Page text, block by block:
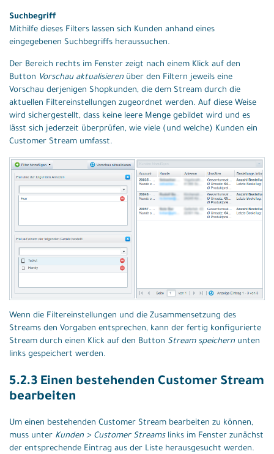
Suchbegriff
Mithilfe dieses Filters lassen sich Kunden anhand eines
eingegebenen Suchbegriffs heraussuchen.
Der Bereich rechts im Fenster zeigt nach einem Klick auf den
Button Vorschau aktualisieren über den Filtern jeweils eine
Vorschau derjenigen Shopkunden, die dem Stream durch die
aktuellen Filtereinstellungen zugeordnet werden. Auf diese Weise
wird sichergestellt, dass keine leere Menge gebildet wird und es
lässt sich jederzeit überprüfen, wie viele (und welche) Kunden ein
Customer Stream umfasst.
Wenn die Filtereinstellungen und die Zusammensetzung des
Streams den Vorgaben entsprechen, kann der fertig konfigurierte
Stream durch einen Klick auf den Button Stream speichern unten
links gespeichert werden.
5.2.3 Einen bestehenden Customer Stream
bearbeiten
Um einen bestehenden Customer Stream bearbeiten zu können,
muss unter Kunden > Customer Streamslinks im Fenster zunächst
der entsprechende Eintrag aus der Liste herausgesucht werden.